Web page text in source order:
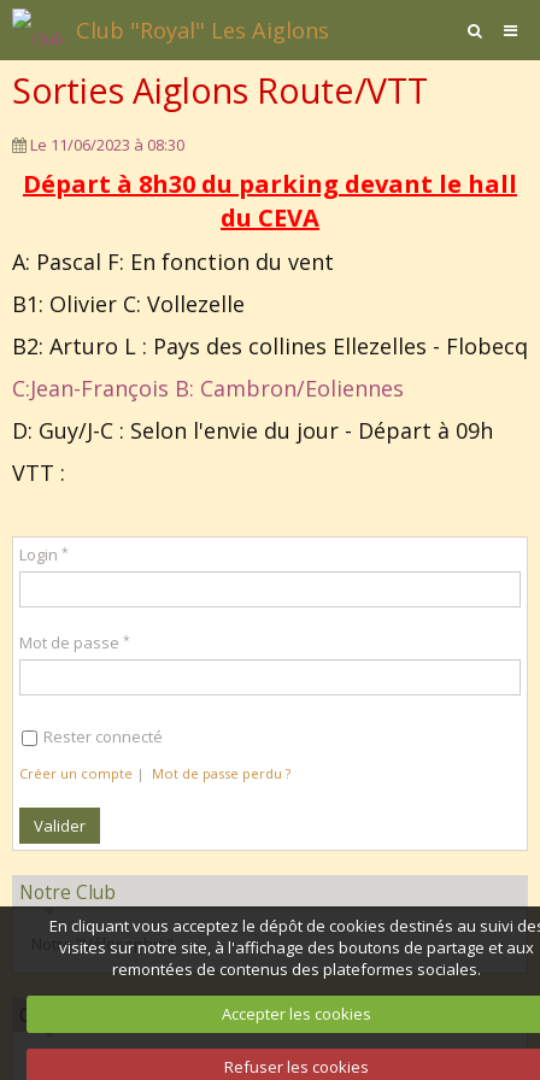
Club "Royal" Les Aiglons
Page d'accueil
Agenda
Contact / Formulaires
Documents
Sorties Aiglons Route/VTT
Le 11/06/2023 à 08:30
Départ à 8h30 du parking devant le hall
du CEVA
A: Pascal F: En fonction du vent
B1: Olivier C: Vollezelle
B2: Arturo L : Pays des collines Ellezelles - Flobecq
C:Jean-François B: Cambron/Eoliennes
D: Guy/J-C : Selon l'envie du jour - Départ à 09h
VTT :
Login
Mot de passe
Rester connecté
Créer un compte | Mot de passe perdu ?
Notre Club
Notre "Vélosophie"
Organisation 2026
En cliquant vous acceptez le dépôt de cookies destinés au suivi
visites sur notre site, à l'affichage des boutons de partage et aux
remontées de contenus des plateformes sociales.
Accepter les cookies
Refuser les cookies